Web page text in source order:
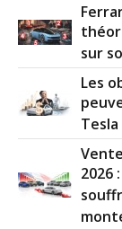
sur
Les
Tesla
2026